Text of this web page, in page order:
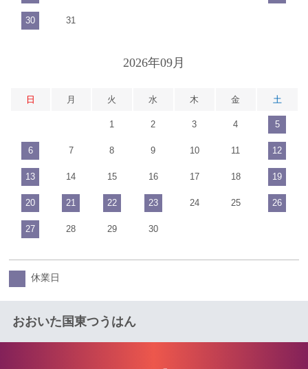
30 31
2026年09月
日 月 火 水 木 金 土
1 2 3 4 5
6 7 8 9 10 11 12
13 14 15 16 17 18 19
20 21 22 23 24 25 26
27 28 29 30
休業日
おおいた国東つうはん